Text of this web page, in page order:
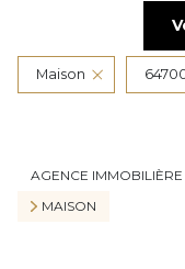
Maison
AGENCE IMMOBILIÈRE
MAISON